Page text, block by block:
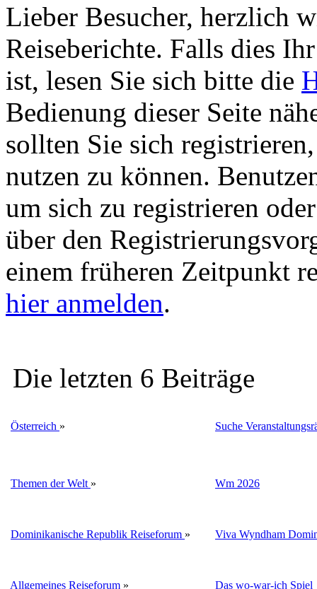
Lieber Besucher, herzlich
Reiseberichte. Falls dies
ist, lesen Sie sich bitte die
Bedienung dieser Seite
sollten Sie sich
nutzen zu können.
um sich zu registrieren
über den
einem früheren Zeitpunkt
hier anmelden.
Die letzten 6 Beiträge
Österreich » Suche
Themen der Welt » Wm 2026
Dominikanische Republik Reiseforum » Viva Wyndham
Allgemeines Reiseforum » Das wo-war-ich Spiel